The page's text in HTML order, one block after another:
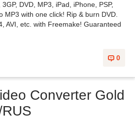
DVD, MP3, iPad, iPhone, PSP,
MP3 with one click! Rip & burn DVD.
AVI, etc. with Freemake! Guaranteed
0
Converter Gold